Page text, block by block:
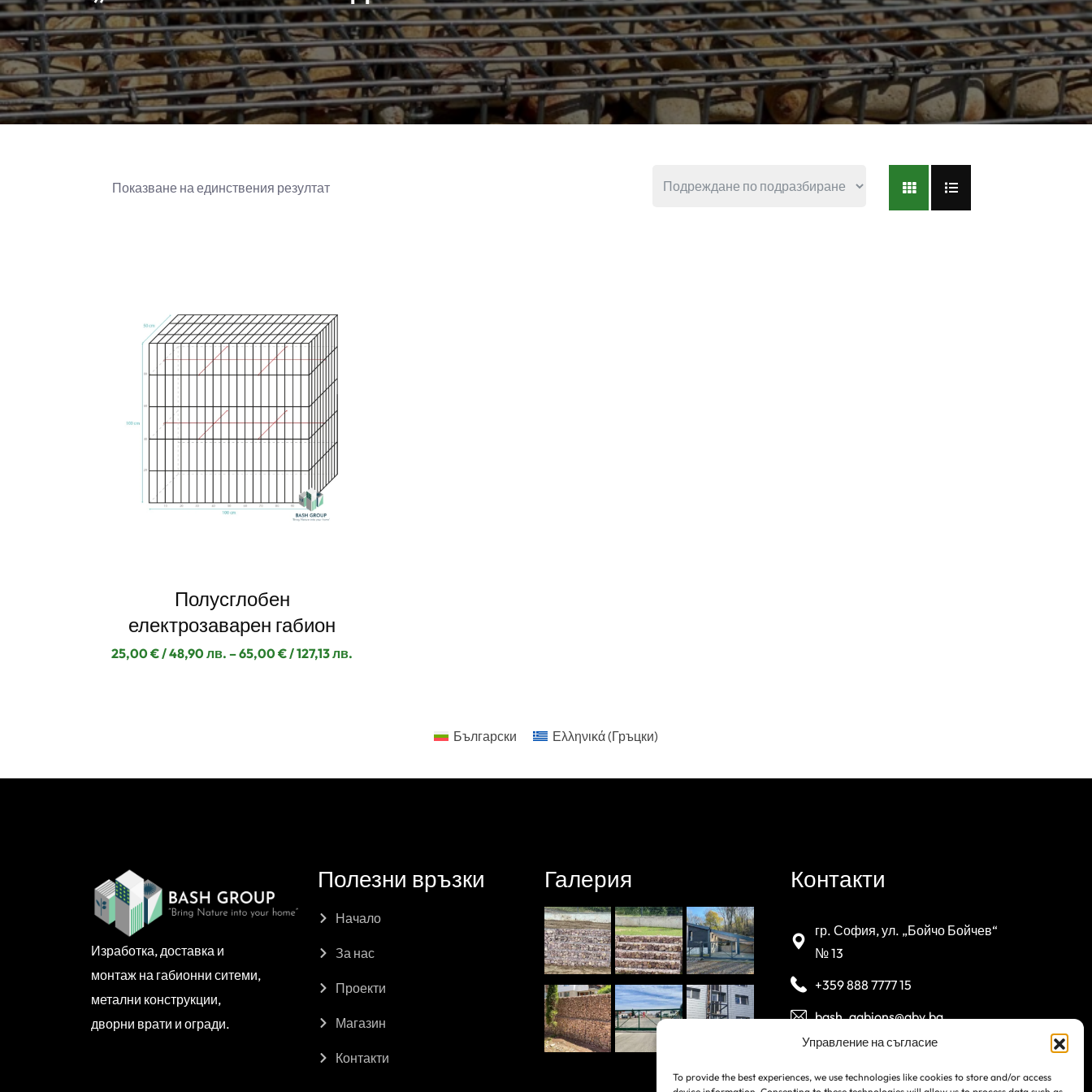
Управление на съгласие
To provide the best experiences, we use technologies like cookies to store and/or access
Показване на единствения резултат
Полусглобен
електрозаварен габион
25,00€/ 48,90 лв.–65,00€/ 127,13 лв.
Български Ελληνικά(Гръцки)
Изработка, доставка и
монтаж на габионни ситеми,
метални конструкции,
дворни врати и огради.
Полезни връзки
Начало
За нас
Проекти
Магазин
Контакти
Галерия Контакти
гр. София, ул. „Бойчо Бойчев“
№ 13
+359 888 7777 15
bash_gabions@abv.bg